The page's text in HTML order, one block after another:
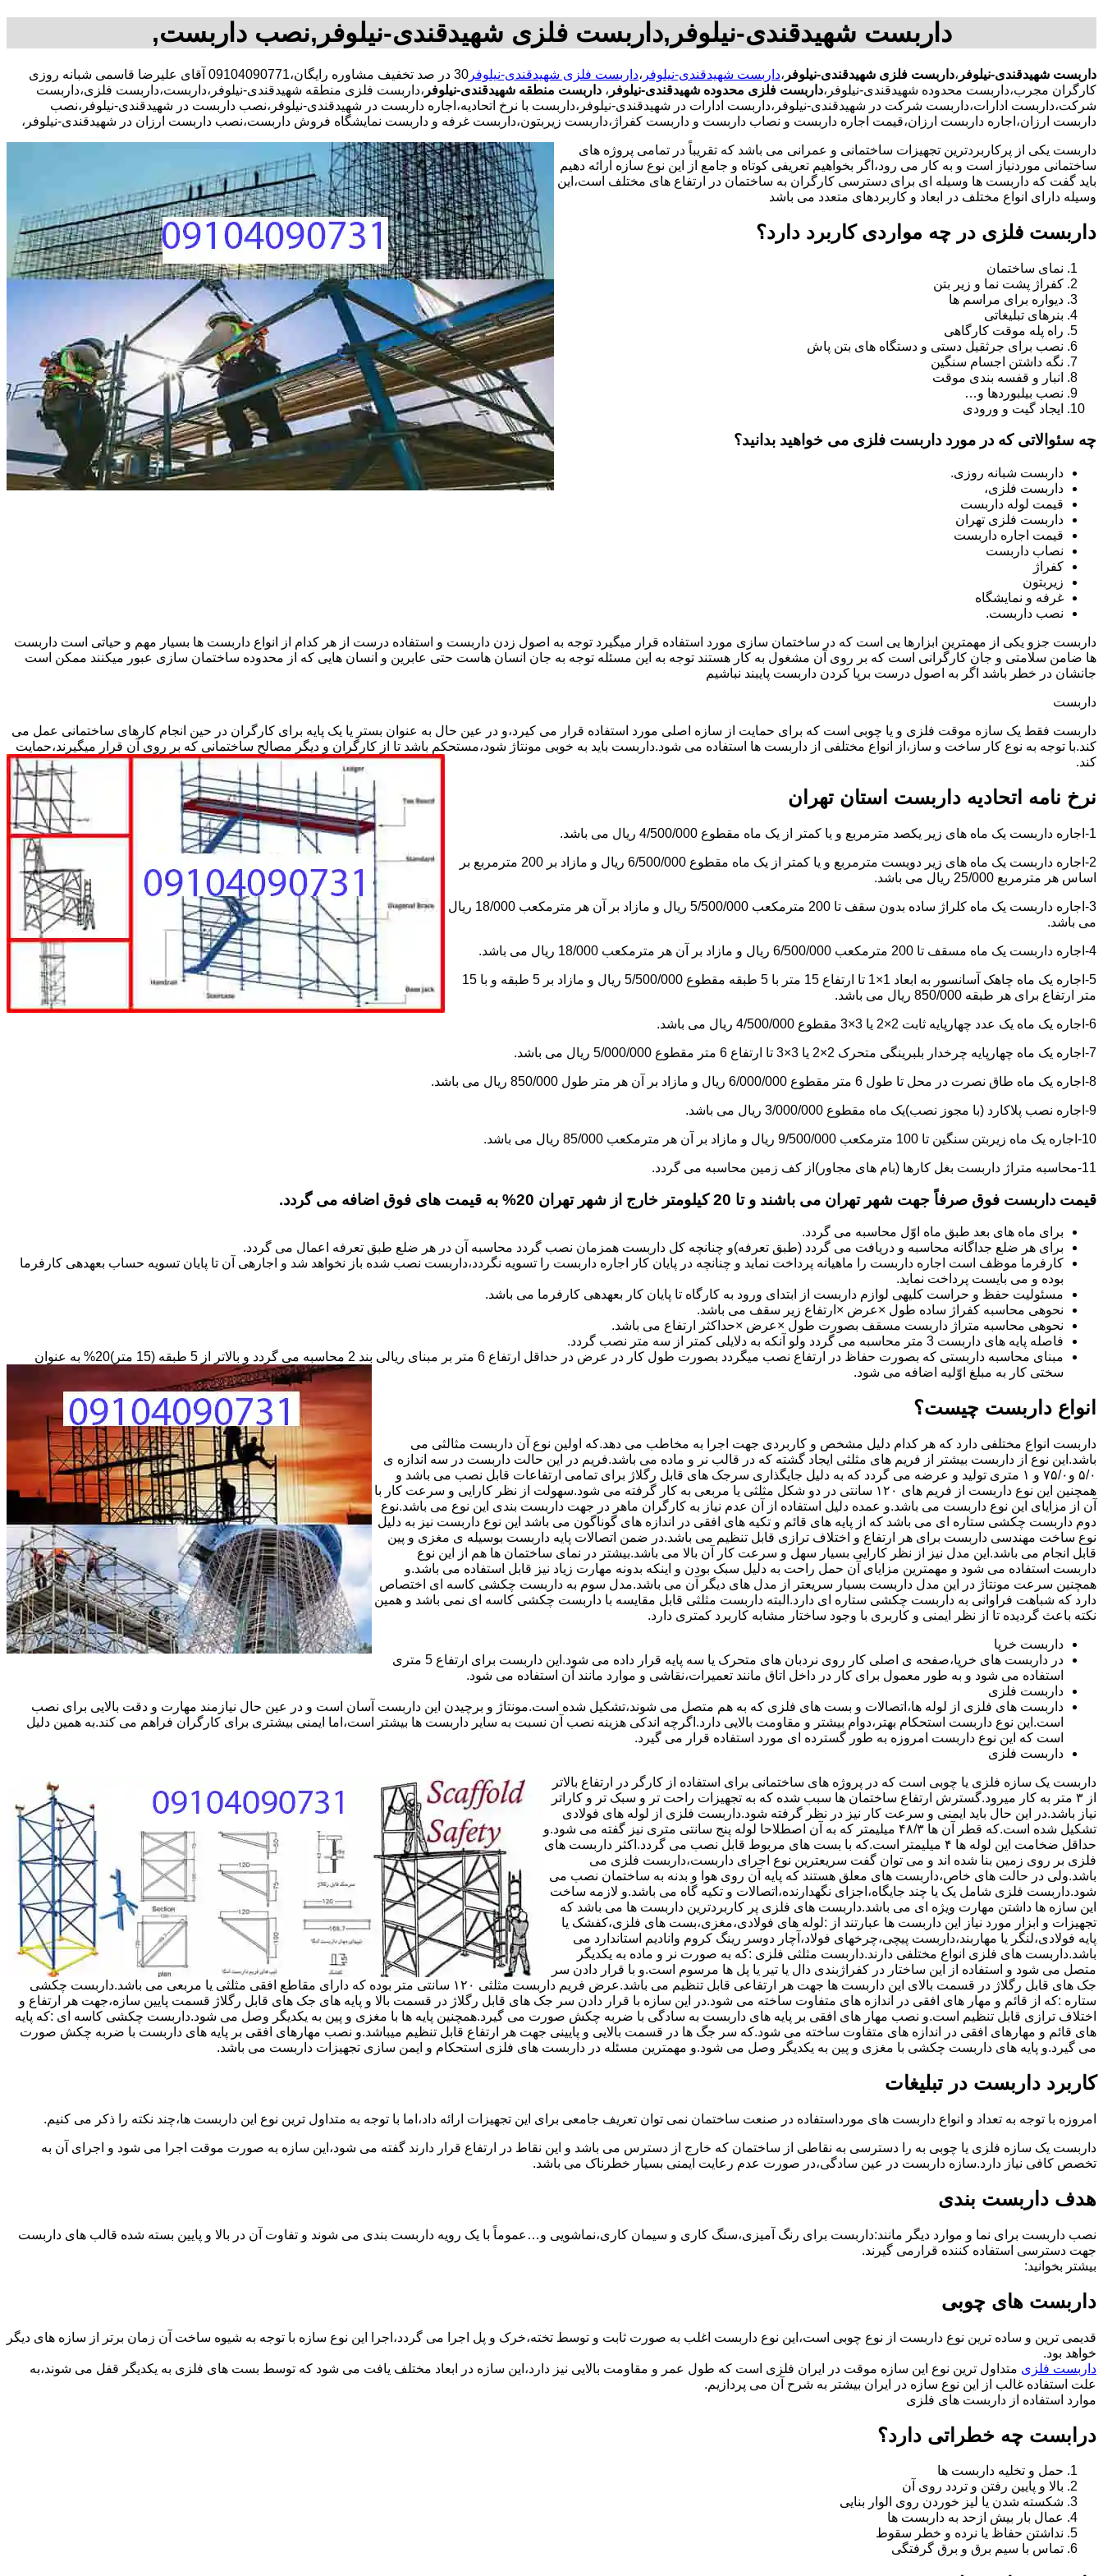
داربست شهیدقندی-نیلوفر,داربست فلزی شهیدقندی-نیلوفر,نصب داربست,
داربست شهیدقندی-نیلوفر ،داربست فلزی شهیدقندی-نیلوفر ،داربست شهیدقندی-نیلوفر ،داربست فلزی شهیدقندی-نیلوفر
30 در صد تخفیف مشاوره رایگان،09104090771 آقای علیرضا قاسمی شبانه روزی
کارگران مجرب،داربست محدوده شهیدقندی-نیلوفر،داربست فلزی محدوده شهیدقندی-نیلوفر ، داربست منطقه شهیدقندی-نیلوفر ،داربست فلزی منطقه شهیدقندی-نیلوفر،داربست،داربست فلزی،داربست
شرکت،داربست ادارات،داربست شرکت در شهیدقندی-نیلوفر،داربست ادارات در شهیدقندی-نیلوفر،داربست با نرخ اتحادیه،اجاره داربست در شهیدقندی-نیلوفر،نصب داربست در شهیدقندی-نیلوفر،نصب
داربست ارزان،اجاره داربست ارزان،قیمت اجاره داربست و نصاب داربست و داربست کفراژ،داربست زیربتون،داربست غرفه و داربست نمایشگاه فروش داربست،نصب داربست ارزان در شهیدقندی-نیلوفر،
داربست یکی از پرکاربردترین تجهیزات ساختمانی و عمرانی می باشد که تقریباً در تمامی پروژه های
ساختمانی موردنیاز است و به کار می رود،اگر بخواهیم تعریفی کوتاه و جامع از این نوع سازه ارائه دهیم
باید گفت که داربست ها وسیله ای برای دسترسی کارگران به ساختمان در ارتفاع های مختلف است،این
وسیله دارای انواع مختلف در ابعاد و کاربردهای متعدد می باشد
داربست فلزی در چه مواردی کاربرد دارد؟
نمای ساختمان
کفراژ پشت نما و زیر بتن
دیواره برای مراسم ها
بنرهای تبلیغاتی
راه پله موقت کارگاهی
نصب برای جرثقیل دستی و دستگاه های بتن پاش
نگه داشتن اجسام سنگین
انبار و قفسه بندی موقت
نصب بیلبوردها و…
ایجاد گیت و ورودی
چه سئوالاتی که در مورد داربست فلزی می خواهید بدانید؟
داربست شبانه روزی.
داربست فلزی،
قیمت لوله داربست
داربست فلزی تهران
قیمت اجاره داربست
نصاب داربست
کفراژ
زیربتون
غرفه و نمایشگاه
نصب داربست.
داربست جزو یکی از مهمترین ابزارها یی است که در ساختمان سازی مورد استفاده قرار میگیرد توجه به اصول زدن داربست و استفاده درست از هر کدام از انواع داربست ها بسیار مهم و حیاتی است داربست
ها ضامن سلامتی و جان کارگرانی است که بر روی آن مشغول به کار هستند توجه به این مسئله توجه به جان انسان هاست حتی عابرین و انسان هایی که از محدوده ساختمان سازی عبور میکنند ممکن است
جانشان در خطر باشد اگر به اصول درست برپا کردن داربست پایبند نباشیم
داربست
داربست فقط یک سازه موقت فلزی و یا چوبی است که برای حمایت از سازه اصلی مورد استفاده قرار می کیرد،و در عین حال به عنوان بستر یا یک پایه برای کارگران در حین انجام کارهای ساختمانی عمل می
کند.با توجه به نوع کار ساخت و ساز،از انواع مختلفی از داربست ها استفاده می شود.داربست باید به خوبی مونتاژ شود،مستحکم باشد تا از کارگران و دیگر مصالح ساختمانی که بر روی آن قرار میگیرند،حمایت
کند.
نرخ نامه اتحادیه داربست استان تهران
1-اجاره داربست یک ماه های زیر یکصد مترمربع و یا کمتر از یک ماه مقطوع 4/500/000 ریال می باشد.
2-اجاره داربست یک ماه های زیر دویست مترمربع و یا کمتر از یک ماه مقطوع 6/500/000 ریال و مازاد بر 200 مترمربع بر
اساس هر مترمربع 25/000 ریال می باشد.
3-اجاره داربست یک ماه کلراژ ساده بدون سقف تا 200 مترمکعب 5/500/000 ریال و مازاد بر آن هر مترمکعب 18/000 ریال
می باشد.
4-اجاره داربست یک ماه مسقف تا 200 مترمکعب 6/500/000 ریال و مازاد بر آن هر مترمکعب 18/000 ریال می باشد.
5-اجاره یک ماه چاهک آسانسور به ابعاد 1×1 تا ارتفاع 15 متر با 5 طبقه مقطوع 5/500/000 ریال و مازاد بر 5 طبقه و با 15
متر ارتفاع برای هر طبقه 850/000 ریال می باشد.
6-اجاره یک ماه یک عدد چهارپایه ثابت 2×2 یا 3×3 مقطوع 4/500/000 ریال می باشد.
7-اجاره یک ماه چهارپایه چرخدار بلبرینگی متحرک 2×2 یا 3×3 تا ارتفاع 6 متر مقطوع 5/000/000 ریال می باشد.
8-اجاره یک ماه طاق نصرت در محل تا طول 6 متر مقطوع 6/000/000 ریال و مازاد بر آن هر متر طول 850/000 ریال می باشد.
9-اجاره نصب پلاکارد (با مجوز نصب)یک ماه مقطوع 3/000/000 ریال می باشد.
10-اجاره یک ماه زیربتن سنگین تا 100 مترمکعب 9/500/000 ریال و مازاد بر آن هر مترمکعب 85/000 ریال می باشد.
11-محاسبه متراژ داربست بغل کارها (بام های مجاور)از کف زمین محاسبه می گردد.
قیمت داربست فوق صرفاً جهت شهر تهران می باشند و تا 20 کیلومتر خارج از شهر تهران 20% به قیمت های فوق اضافه می گردد.
برای ماه های بعد طبق ماه اوّل محاسبه می گردد.
برای هر ضلع جداگانه محاسبه و دریافت می گردد (طبق تعرفه)و چنانچه کل داربست همزمان نصب گردد محاسبه آن در هر ضلع طبق تعرفه اعمال می گردد.
کارفرما موظف است اجاره داربست را ماهیانه پرداخت نماید و چنانچه در پایان کار اجاره داربست را تسویه نگردد،داربست نصب شده باز نخواهد شد و اجاره­ی آن تا پایان تسویه حساب بعهده­ی کارفرما
بوده و می بایست پرداخت نماید.
مسئولیت حفظ و حراست کلیه­ی لوازم داربست از ابتدای ورود به کارگاه تا پایان کار بعهده­ی کارفرما می باشد.
نحوه­ی محاسبه کفراژ ساده طول ×عرض ×ارتفاع زیر سقف می باشد.
نحوه­ی محاسبه متراژ داربست مسقف بصورت طول ×عرض ×حداکثر ارتفاع می باشد.
فاصله پایه های داربست 3 متر محاسبه می گردد ولو آنکه به دلایلی کمتر از سه متر نصب گردد.
مبنای محاسبه داربستی که بصورت حفاظ در ارتفاع نصب می­گردد بصورت طول کار در عرض در حداقل ارتفاع 6 متر بر مبنای ریالی بند 2 محاسبه می گردد و بالاتر از 5 طبقه (15 متر)20% به عنوان
سختی کار به مبلغ اوّلیه اضافه می شود.
انواع داربست چیست؟
داربست انواع مختلفی دارد که هر کدام دلیل مشخص و کاربردی جهت اجرا به مخاطب می دهد.که اولین نوع آن داربست مثالثی می
باشد.این نوع از داربست بیشتر از فریم های مثلثی ایجاد گشته که در قالب نر و ماده می باشد.فریم در این حالت داربست در سه اندازه ی
۵/۰ و۷۵/۰ و ۱ متری تولید و عرضه می گردد که به دلیل جایگذاری سرجک های قابل رگلاژ برای تمامی ارتفاعات قابل نصب می باشد و
همچنین این نوع داربست از فریم های ۱۲۰ سانتی در دو شکل مثلثی یا مربعی به کار گرفته می شود.سهولت از نظر کارایی و سرعت کار با
آن از مزایای این نوع داربست می باشد.و عمده دلیل استفاده از آن عدم نیاز به کارگران ماهر در جهت داربست بندی این نوع می باشد.نوع
دوم داربست چکشی ستاره ای می باشد که از پایه های قائم و تکیه های افقی در اندازه های گوناگون می باشد این نوع داربست نیز به دلیل
نوع ساخت مهندسی داربست برای هر ارتفاع و اختلاف ترازی قابل تنظیم می باشد.در ضمن اتصالات پایه داربست بوسیله ی مغزی و پین
قابل انجام می باشد.این مدل نیز از نظر کارایی بسیار سهل و سرعت کار آن بالا می باشد.بیشتر در نمای ساختمان ها هم از این نوع
داربست استفاده می شود و مهمترین مزایای آن حمل راحت به دلیل سبک بودن و اینکه بدونه مهارت زیاد نیز قابل استفاده می باشد.و
همچنین سرعت مونتاژ در این مدل داربست بسیار سریعتر از مدل های دیگر آن می باشد.مدل سوم به داربست چکشی کاسه ای اختصاص
دارد که شباهت فراوانی به داربست چکشی ستاره ای دارد.البته داربست مثلثی قابل مقایسه با داربست چکشی کاسه ای نمی باشد و همین
نکته باعث گردیده تا از نظر ایمنی و کاربری با وجود ساختار مشابه کاربرد کمتری دارد.
داربست خرپا
در داربست های خرپا،صفحه ی اصلی کار روی نردبان های متحرک یا سه پایه قرار داده می شود.این داربست برای ارتفاع 5 متری
استفاده می شود و به طور معمول برای کار در داخل اتاق مانند تعمیرات،نقاشی و موارد مانند آن استفاده می شود.
داربست فلزی
داربست های فلزی از لوله ها،اتصالات و بست های فلزی که به هم متصل می شوند،تشکیل شده است.مونتاژ و برچیدن این داربست آسان است و در عین حال نیازمند مهارت و دقت بالایی برای نصب
است.این نوع داربست استحکام بهتر،دوام بیشتر و مقاومت بالایی دارد.اگرچه اندکی هزینه نصب آن نسبت به سایر داربست ها بیشتر است،اما ایمنی بیشتری برای کارگران فراهم می کند.به همین دلیل
است که این نوع داربست امروزه به طور گسترده ای مورد استفاده قرار می گیرد.
داربست فلزی
داربست یک سازه فلزی یا چوبی است که در پروژه های ساختمانی برای استفاده از کارگر در ارتفاع بالاتر
از ۳ متر به کار میرود.گسترش ارتفاع ساختمان ها سبب شده که به تجهیزات راحت تر و سبک تر و کاراتر
نیاز باشد.در این حال باید ایمنی و سرعت کار نیز در نظر گرفته شود.داربست فلزی از لوله های فولادی
تشکیل شده است.که قطر آن ها ۴۸/۳ میلیمتر که به آن اصطلاحا لوله پنج سانتی متری نیز گفته می شود.و
حداقل ضخامت این لوله ها ۴ میلیمتر است.که با بست های مربوط قابل نصب می گردد.اکثر داربست های
فلزی بر روی زمین بنا شده اند و می توان گفت سریعترین نوع اجرای داربست،داربست فلزی می
باشد.ولی در حالت های خاص،داربست های معلق هستند که پایه آن روی هوا و بدنه به ساختمان نصب می
شود.داربست فلزی شامل یک یا چند جایگاه،اجزای نگهدارنده،اتصالات و تکیه گاه می باشد.و لازمه ساخت
این سازه ها داشتن مهارت ویژه ای می باشد.داربست های فلزی پر کاربردترین داربست ها می باشد که
تجهیزات و ابزار مورد نیاز این داربست ها عبارتند از :لوله های فولادی،مغزی،بست های فلزی،کفشک یا
پایه فولادی،لنگر یا مهاربند،داربست پیچی،چرخهای فولاد،آچار دوسر رینگ کروم وانادیم استاندارد می
باشد.داربست های فلزی انواع مختلفی دارند.داربست مثلثی فلزی :که به صورت نر و ماده به یکدیگر
متصل می شود و استفاده از این ساختار در کفراژبندی دال یا تیر یا پل ها مرسوم است.و با قرار دادن سر
جک های قابل رگلاژ در قسمت بالای این داربست ها جهت هر ارتفاعی قابل تنظیم می باشد.عرض فریم داربست مثلثی ۱۲۰ سانتی متر بوده که دارای مقاطع افقی مثلثی یا مربعی می باشد.داربست چکشی
ستاره :که از قائم و مهار های افقی در اندازه های متفاوت ساخته می شود.در این سازه با قرار دادن سر جک های قابل رگلاژ در قسمت بالا و پایه های جک های قابل رگلاژ قسمت پایین سازه،جهت هر ارتفاع و
اختلاف ترازی قابل تنظیم است.و نصب مهار های افقی بر پایه های داربست به سادگی با ضربه چکش صورت می گیرد.همچنین پایه ها با مغزی و پین به یکدیگر وصل می شود.داربست چکشی کاسه ای :که پایه
های قائم و مهارهای افقی در اندازه های متفاوت ساخته می شود.که سر جگ ها در قسمت بالایی و پایینی جهت هر ارتفاع قابل تنظیم میباشد.و نصب مهارهای افقی بر پایه های داربست با ضربه چکش صورت
می گیرد.و پایه های داربست چکشی با مغزی و پین به یکدیگر وصل می شود.و مهمترین مسئله در داربست های فلزی استحکام و ایمن سازی تجهیزات داربست می باشد.
کاربرد داربست در تبلیغات
امروزه با توجه به تعداد و انواع داربست های مورداستفاده در صنعت ساختمان نمی توان تعریف جامعی برای این تجهیزات ارائه داد،اما با توجه به متداول ترین نوع این داربست ها،چند نکته را ذکر می کنیم.
داربست یک سازه فلزی یا چوبی به را دسترسی به نقاطی از ساختمان که خارج از دسترس می باشد و این نقاط در ارتفاع قرار دارند گفته می شود،این سازه به صورت موقت اجرا می شود و اجرای آن به
تخصص کافی نیاز دارد.سازه داربست در عین سادگی،در صورت عدم رعایت ایمنی بسیار خطرناک می باشد.
هدف داربست بندی
نصب داربست برای نما و موارد دیگر مانند:داربست برای رنگ آمیزی،سنگ کاری و سیمان کاری،نماشویی و…عموماً با یک رویه داربست بندی می شوند و تفاوت آن در بالا و پایین بسته شده قالب های داربست
جهت دسترسی استفاده کننده قرارمی گیرند.
بیشتر بخوانید:
داربست های چوبی
قدیمی ترین و ساده ترین نوع داربست از نوع چوبی است،این نوع داربست اغلب به صورت ثابت و توسط تخته،خرک و پل اجرا می گردد،اجرا این نوع سازه با توجه به شیوه ساخت آن زمان برتر از سازه های دیگر
خواهد بود.
داربست فلزی متداول ترین نوع این سازه موقت در ایران فلزی است که طول عمر و مقاومت بالایی نیز دارد،این سازه در ابعاد مختلف یافت می شود که توسط بست های فلزی به یکدیگر قفل می شوند،به
علت استفاده غالب از این نوع سازه در ایران بیشتر به شرح آن می پردازیم.
موارد استفاده از داربست های فلزی
درابست چه خطراتی دارد؟
حمل و تخلیه داربست ها
بالا و پایین رفتن و تردد روی آن
شکسته شدن یا لیز خوردن روی الوار بنایی
عمال بار بیش ازحد به داربست ها
نداشتن حفاظ یا نرده و خطر سقوط
تماس با سیم برق و برق گرفتگی